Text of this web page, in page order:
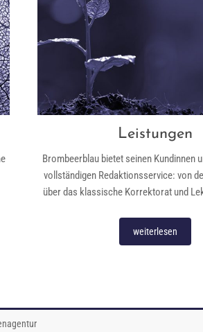
Leistungen
Brombeerblau bietet seinen Kundinnen
vollständigen Redaktionsservice: von
über das klassische Korrektorat und
weiterlesen